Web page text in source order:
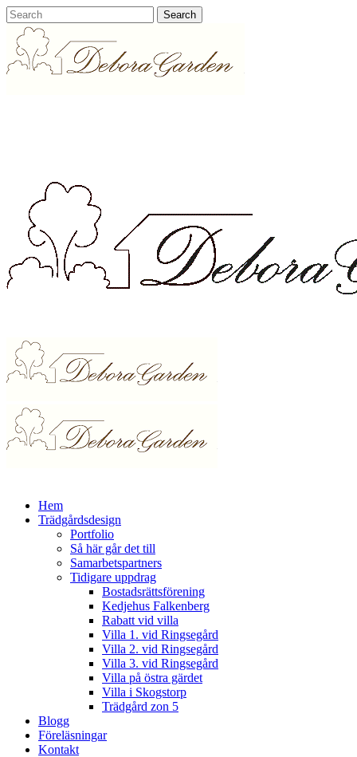
Hem
Trädgårdsdesign
Portfolio
Så här går det till
Samarbetspartners
Tidigare uppdrag
Bostadsrättsförening
Kedjehus Falkenberg
Rabatt vid villa
Villa 1. vid Ringsegård
Villa 2. vid Ringsegård
Villa 3. vid Ringsegård
Villa på östra gärdet
Villa i Skogstorp
Trädgård zon 5
Blogg
Föreläsningar
Kontakt